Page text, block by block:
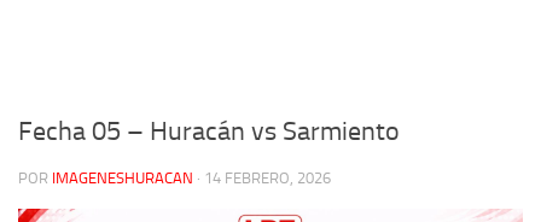
Fecha 05 – Huracán vs Sarmiento
POR IMAGENESHURACAN · 14 FEBRERO, 2026